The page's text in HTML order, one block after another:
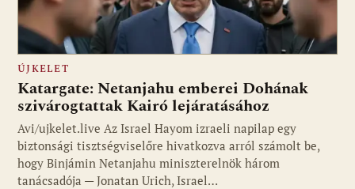
ÚJKELET
Katargate: Netanjahu emberei Dohának
szivárogtattak Kairó lejáratásához
Avi/ujkelet.live Az Israel Hayom izraeli napilap egy
biztonsági tisztségviselőre hivatkozva arról számolt be,
hogy Binjámin Netanjahu miniszterelnök három
tanácsadója — Jonatan Urich, Israel…